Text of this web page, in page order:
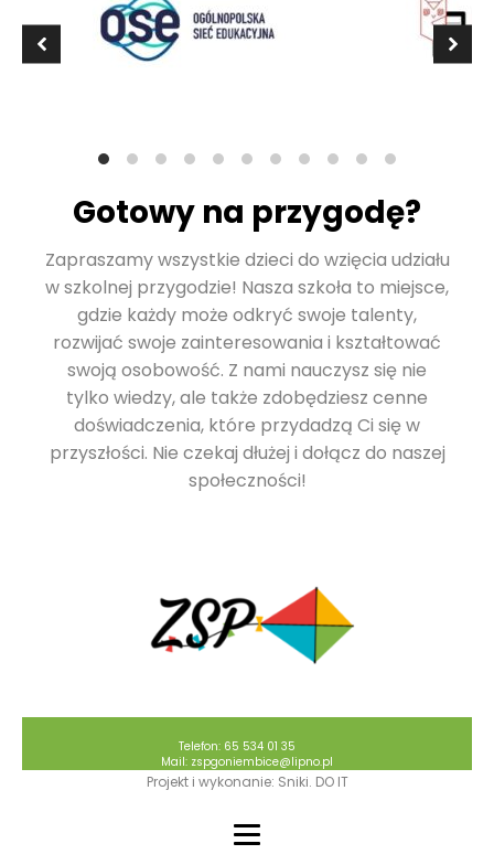
Gotowy na przygodę?
Zapraszamy wszystkie dzieci do wzięcia udziału
w szkolnej przygodzie! Nasza szkoła to miejsce,
gdzie każdy może odkryć swoje talenty,
rozwijać swoje zainteresowania i kształtować
swoją osobowość. Z nami nauczysz się nie
tylko wiedzy, ale także zdobędziesz cenne
doświadczenia, które przydadzą Ci się w
przyszłości. Nie czekaj dłużej i dołącz do naszej
społeczności!
Telefon: 65 534 01 35
Mail: zspgoniembice@lipno.pl
Projekt i wykonanie: Sniki. DO IT